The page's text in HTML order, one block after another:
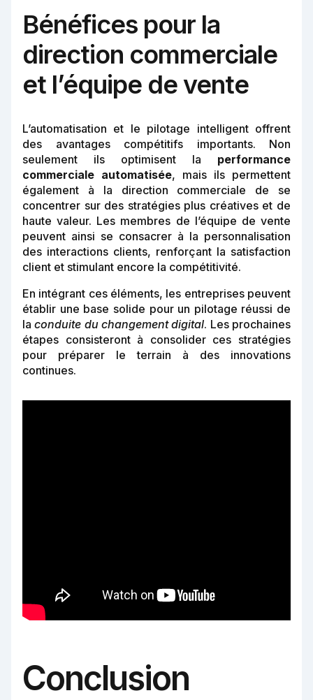
Bénéfices pour la
direction commerciale
et l’équipe de vente
L’automatisation et le pilotage intelligent offrent
des avantages compétitifs importants. Non
seulement ils optimisent la performance
commerciale automatisée, mais ils permettent
également à la direction commerciale de se
concentrer sur des stratégies plus créatives et de
haute valeur. Les membres de l’équipe de vente
peuvent ainsi se consacrer à la personnalisation
des interactions clients, renforçant la satisfaction
client et stimulant encore la compétitivité.
En intégrant ces éléments, les entreprises peuvent
établir une base solide pour un pilotage réussi de
laconduite du changement digital. Les prochaines
étapes consisteront à consolider ces stratégies
pour préparer le terrain à des innovations
continues.
Conclusion